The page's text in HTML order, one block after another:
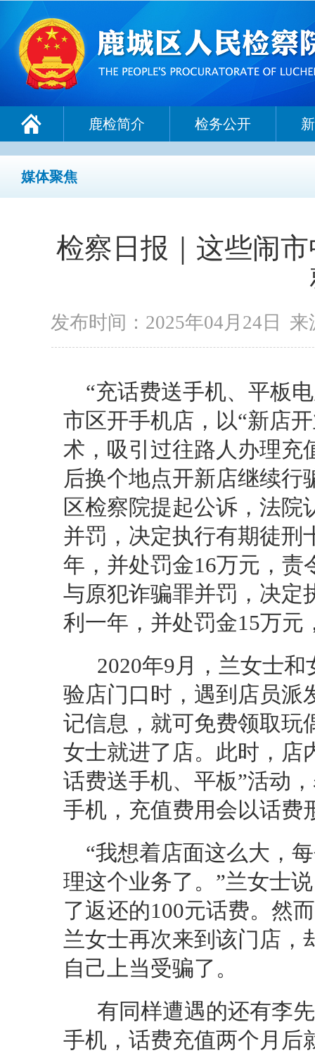
鹿检简介 检务公开
媒体聚焦
检察日报｜这些闹
发布时间：2025年04月24日 来
“充话费送手机、平板
市区开手机店，以“新店
术，吸引过往路人办理充
后换个地点开新店继续行
区检察院提起公诉，法
并罚，决定执行有期徒刑
年，并处罚金16万元，
与原犯诈骗罪并罚，决定
利一年，并处罚金15万元
2020年9月，兰女士和
验店门口时，遇到店员派
记信息，就可免费领取玩
女士就进了店。此时，店
话费送手机、平板”活动
手机，充值费用会以话费
“我想着店面这么大，
理这个业务了。”兰女士
了返还的100元话费。然
兰女士再次来到该门店，
自己上当受骗了。
有同样遭遇的还有李先
手机，话费充值两个月后